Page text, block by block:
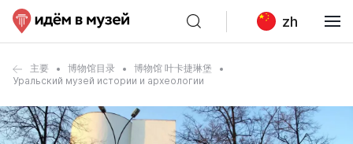
zh
主要 博物馆目录
博物馆 叶卡捷琳堡
Уральский музей истории и археологии